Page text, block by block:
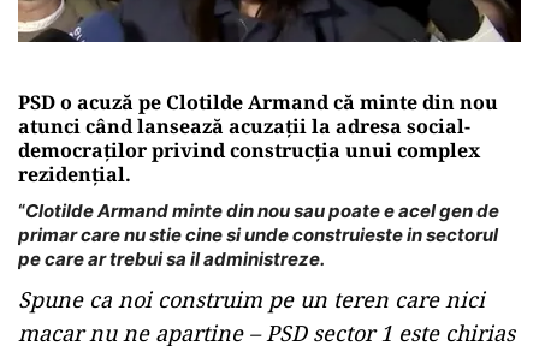
PSD o acuză pe Clotilde Armand că minte din nou
atunci când lansează acuzații la adresa social-
democraților privind construcția unui complex
rezidențial.
“Clotilde Armand minte din nou sau poate e acel gen de
primar care nu stie cine si unde construieste in sectorul
pe care ar trebui sa il administreze.
Spune ca noi construim pe un teren care nici
macar nu ne apartine – PSD sector 1 este chirias